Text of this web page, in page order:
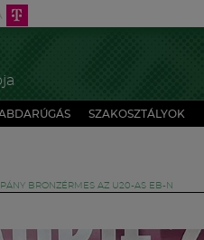
SZAKOSZTÁLYOK
BRONZÉRMES AZ U20-AS EB-N